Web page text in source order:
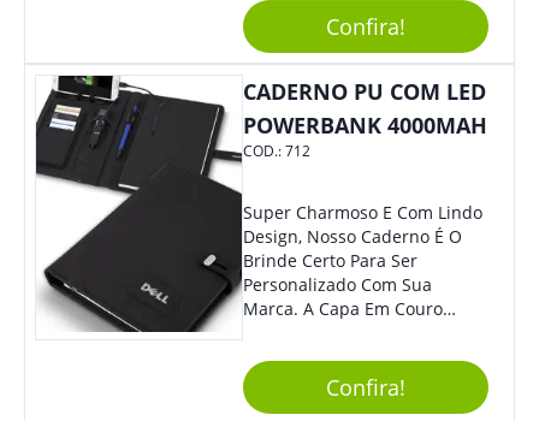
Sua Empresa Em Eventos,
Reuniões Corporativas Ou Até
Mesmo Para Presentear
Colaboradores E Parceiros De
Confira!
CADERNO PU COM LED
POWERBANK 4000MAH
COD.:712
Super Charmoso E Com Lindo
Design, Nosso Caderno É O
Brinde Certo Para Ser
Personalizado Com Sua
Marca. A Capa Em Couro
Elástico Permite Maior
Segurança Ao Carregá-Lo.
Ofereça A Seus Clientes E
Confira!